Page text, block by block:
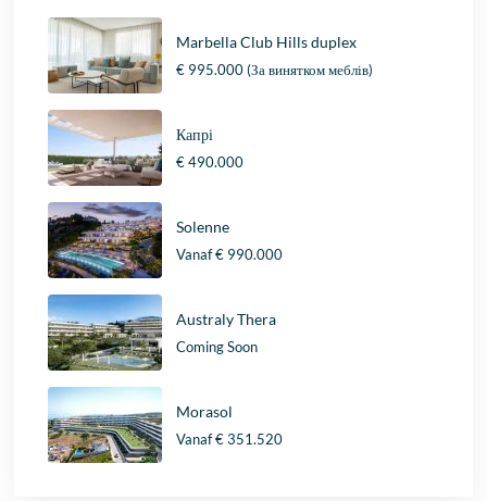
Marbella Club Hills duplex
€ 995.000(За винятком меблів)
Капрі
€ 490.000
Solenne
Vanaf€ 990.000
Australy Thera
Coming Soon
Morasol
Vanaf€ 351.520